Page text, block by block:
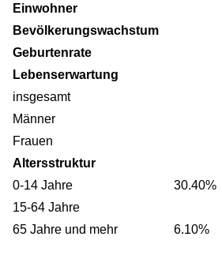
Einwohner
Bevölkerungswachstum
Geburtenrate
Lebenserwartung
insgesamt
Männer
Frauen
Altersstruktur
0-14 Jahre
30.40%
15-64 Jahre
65 Jahre und mehr
6.10%